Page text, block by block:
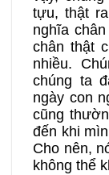
tựu, thật
nghĩa
chân thật
nhiều.
chúng ta
ngày con
cũng
đến khi
Cho nên,
không thể